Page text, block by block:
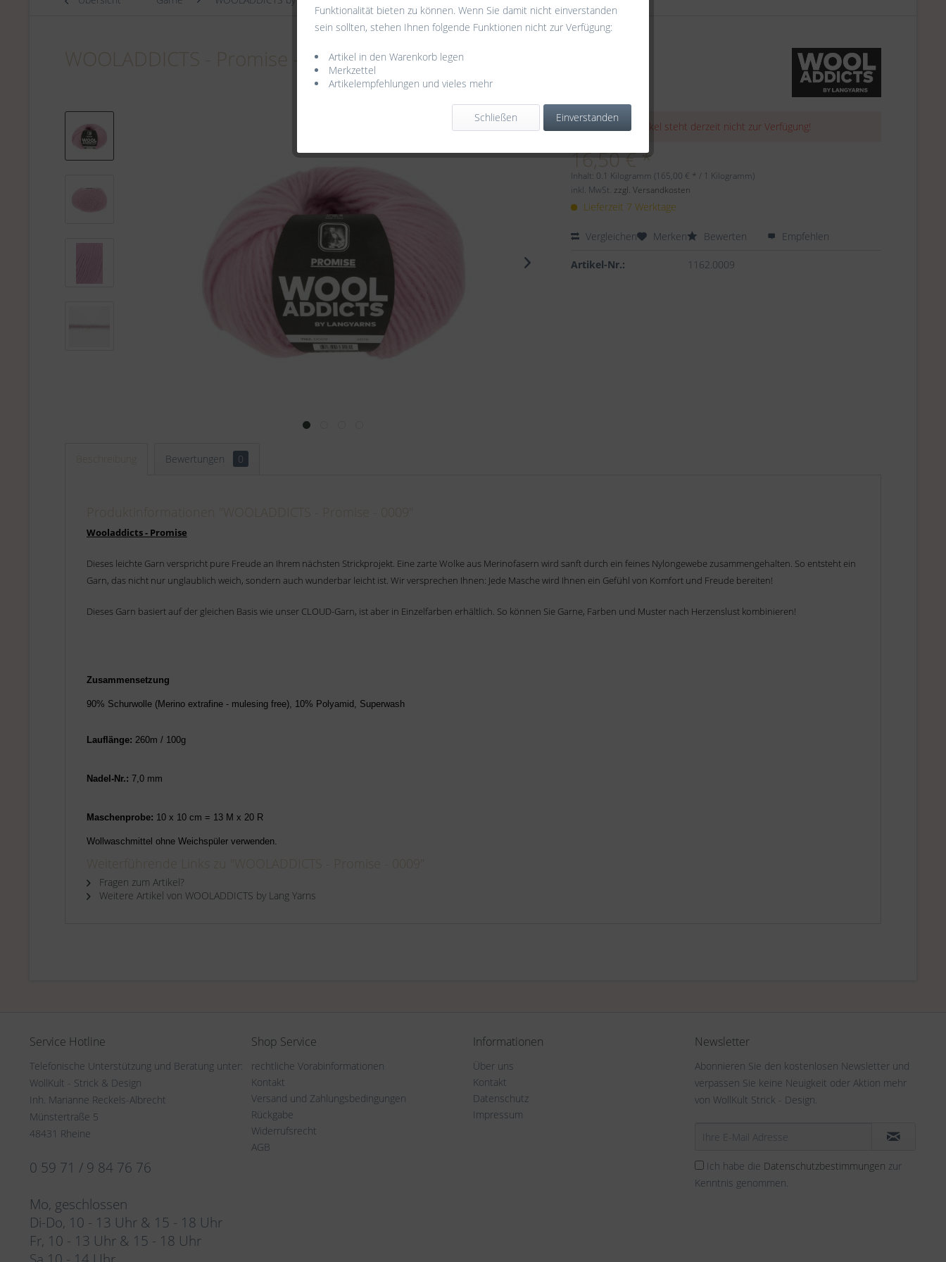
WOOLADDICTS - Promise - 0009
Dieser Artikel steht derzeit nicht zur Verfügung!
16,50 € *
Inhalt: 0.1 Kilogramm (165,00 € * / 1 Kilogramm)
inkl. MwSt. zzgl. Versandkosten
Lieferzeit 7 Werktage
Vergleichen Merken Bewerten Empfehlen
Artikel-Nr.: 1162.0009
Bewertungen 0
Wooladdicts - Promise
Dieses leichte Garn verspricht pure Freude an Ihrem nächsten Strickprojekt. Eine zarte Wolke aus Merinofasern wird sanft durch ein feines Nylongewebe zusammengehalten. So entsteht ein
Garn, das nicht nur unglaublich weich, sondern auch wunderbar leicht ist. Wir versprechen Ihnen: Jede Masche wird Ihnen ein Gefühl von Komfort und Freude bereiten!
Dieses Garn basiert auf der gleichen Basis wie unser CLOUD-Garn, ist aber in Einzelfarben erhältlich. So können Sie Garne, Farben und Muster nach Herzenslust kombinieren!
Zusammensetzung
90% Schurwolle (Merino extrafine - mulesing free), 10% Polyamid, Superwash
Lauflänge: 260m / 100g
Nadel-Nr.: 7,0 mm
Maschenprobe: 10 x 10 cm = 13 M x 20 R
Wollwaschmittel ohne Weichspüler verwenden.
Fragen zum Artikel?
Weitere Artikel von WOOLADDICTS by Lang Yarns
Service Hotline
Telefonische Unterstützung und Beratung unter:
WollKult - Strick & Design
Inh. Marianne Reckels-Albrecht
Münstertraße 5
48431 Rheine
0 59 71 / 9 84 76 76
Mo, geschlossen
Di-Do, 10 - 13 Uhr & 15 - 18 Uhr
Fr, 10 - 13 Uhr & 15 - 18 Uhr
Shop Service
rechtliche Vorabinformationen
Kontakt
Versand und Zahlungsbedingungen
Rückgabe
Widerrufsrecht
AGB
Informationen
Über uns
Kontakt
Datenschutz
Impressum
Newsletter
Abonnieren Sie den kostenlosen Newsletter und
verpassen Sie keine Neuigkeit oder Aktion mehr
von WollKult Strick - Design.
Ich habe die Datenschutzbestimmungen zur
Kenntnis genommen.
Funktionalität bieten zu können. Wenn Sie damit nicht einverstanden
sein sollten, stehen Ihnen folgende Funktionen nicht zur Verfügung:
Artikel in den Warenkorb legen
Merkzettel
Artikelempfehlungen und vieles mehr
Einverstanden
Schließen